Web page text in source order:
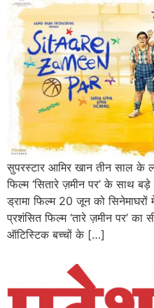
सुपरस्टार आमिर खान तीन साल के
फिल्म ‘सितारे ज़मीन पर’ के साथ
ड्रामा फिल्म 20 जून को
प्रशंसित फिल्म ‘तारे ज़मीन पर’ का
ऑटिस्टिक बच्चों के […]